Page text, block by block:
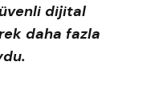
dijital
daha fazla